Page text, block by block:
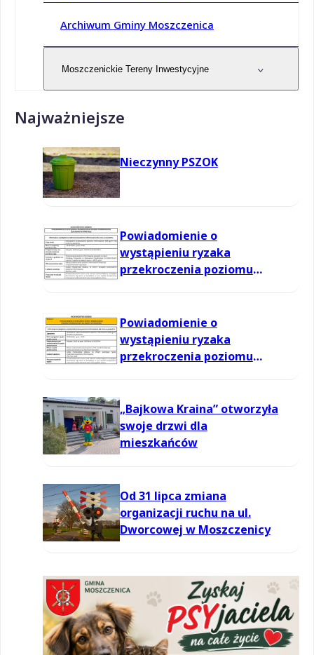
Archiwum Gminy Moszczenica
Moszczenickie Tereny Inwestycyjne
Najważniejsze
Nieczynny PSZOK
Powiadomienie o
wystąpieniu ryzaka
przekroczenia poziomu
Powiadomienie o
wystąpieniu ryzaka
przekroczenia poziomu
„Bajkowa Kraina” otworzyła
swoje drzwi dla
mieszkańców
Od 31 lipca zmiana
organizacji ruchu na ul.
Dworcowej w Moszczenicy